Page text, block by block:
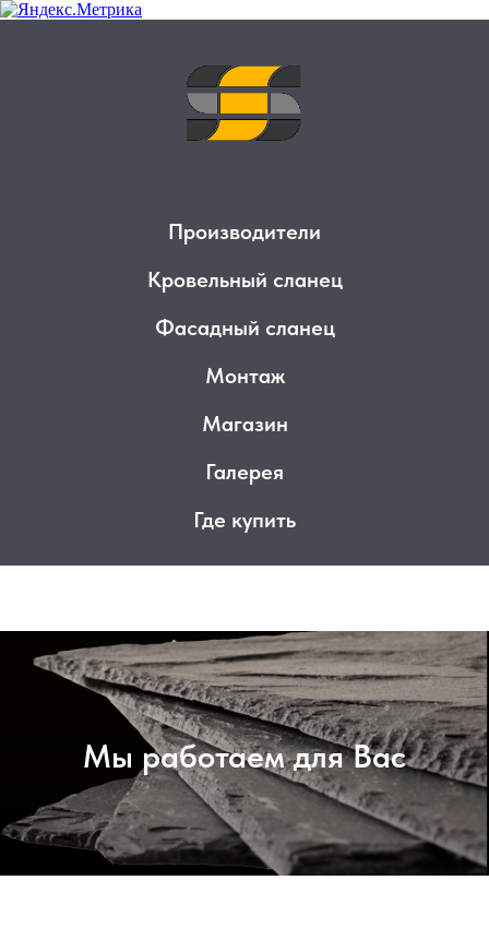
Производители
Кровельный сланец
Фасадный сланец
Монтаж
Магазин
Галерея
Где купить
Мы работаем для Вас